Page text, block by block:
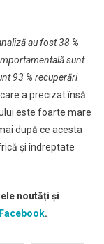
au fost 38 %
sunt
93 % recuperări
a precizat însă
este foarte mare
după ce acesta
şi îndreptate
noutăți și
Facebook.